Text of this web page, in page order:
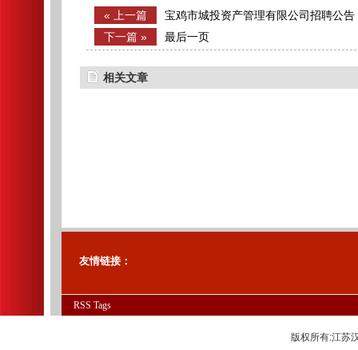
« 上一篇
宝鸡市城投资产管理有限公司招聘公告
下一篇 »
最后一页
相关文章
友情链接：
RSS Tags
版权所有:江